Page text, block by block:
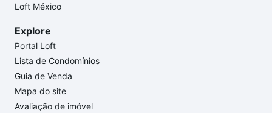
Loft México
Explore
Portal Loft
Lista de Condomínios
Guia de Venda
Mapa do site
Avaliação de imóvel